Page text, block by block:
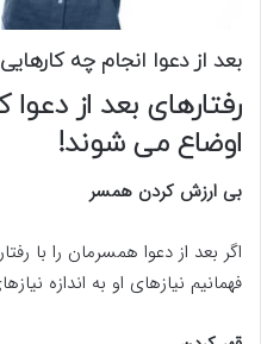
بعد از دعوا انجام چه
رفتارهای بعد از
اوضاع می شوند!
بی ارزش کردن همسر
اگر بعد از دعوا همسرمان را با
فهمانیم نیازهای او به اندازه